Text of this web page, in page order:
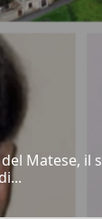
Matese, il